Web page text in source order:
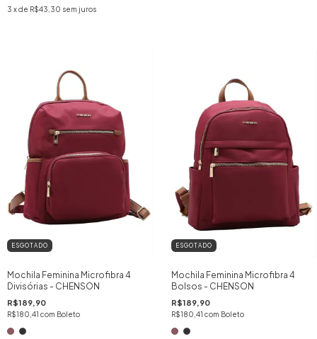
3 x de R$43,30 sem juros
ESGOTADO
Mochila Feminina Microfibra 4
Divisórias - CHENSON
R$189,90
R$180,41 com Boleto
ESGOTADO
Mochila Feminina Microfibra 4
Bolsos - CHENSON
R$189,90
R$180,41 com Boleto